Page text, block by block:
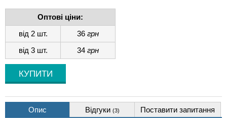
Оптові ціни:
від 2 шт.
36 грн
від 3 шт.
34 грн
Опис Відгуки (3) Поставити запитання